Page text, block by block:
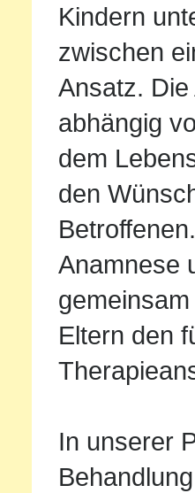
Kindern
zwischen
Ansatz. Die
abhängig
dem
den
Anamnese
Eltern den
In unserer